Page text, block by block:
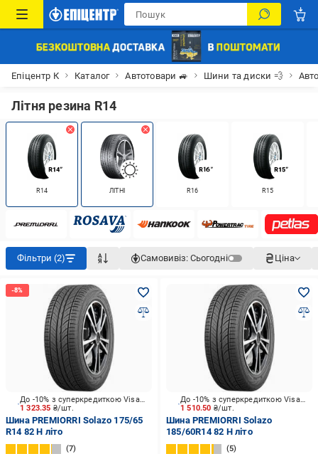
Епіцентр К Каталог Автотовари 🚙 Шини та диски 💨
Літня резина R14
R14 ЛІТНІ R16 R15
Фільтри (2) Самовивіз: Сьогодні Ціна
1 323.35 ₴/шт.
До -10% з суперкредиткою Visa Вигода
Шина PREMIORRI Solazo 175/65
R14 82 H літо
7
1 510.50 ₴/шт.
До -10% з суперкредиткою Visa Вигода
Шина PREMIORRI Solazo
185/60R14 82 H літо
5